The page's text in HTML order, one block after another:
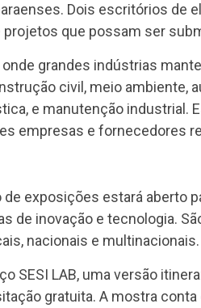
Dois escritórios de
que possam ser
grandes indústrias
civil, meio ambiente,
e manutenção industrial.
empresas e fornecedores
exposições estará aberto
de inovação e tecnologia.
nacionais e multinacionais.
SESI LAB, uma versão
gratuita. A mostra